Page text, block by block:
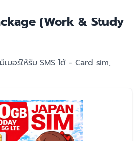
(Work & Study
เบอร์ให้รับ SMS ได้ - Card sim,